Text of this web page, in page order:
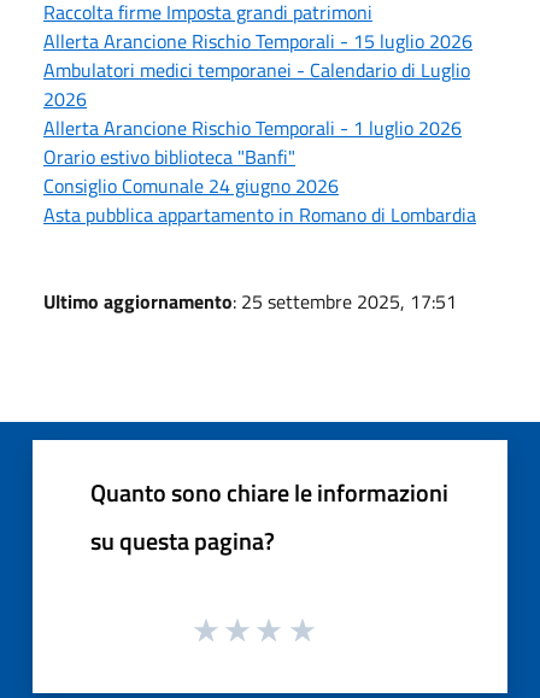
Raccolta firme Imposta grandi patrimoni
Allerta Arancione Rischio Temporali - 15 luglio 2026
Ambulatori medici temporanei - Calendario di Luglio
2026
Allerta Arancione Rischio Temporali - 1 luglio 2026
Orario estivo biblioteca "Banfi"
Consiglio Comunale 24 giugno 2026
Asta pubblica appartamento in Romano di Lombardia
Ultimo aggiornamento: 25 settembre 2025, 17:51
Quanto sono chiare le informazioni
su questa pagina?